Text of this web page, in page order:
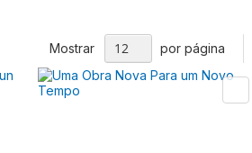
Mostrar por página